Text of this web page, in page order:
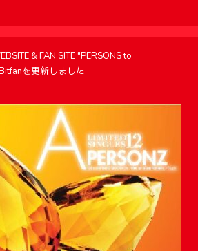
& FAN SITE "PERSONS to
を更新しました